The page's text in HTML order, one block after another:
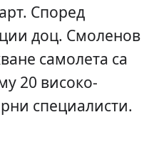
Според
доц. Смоленов
самолета са
20 високо-
специалисти.